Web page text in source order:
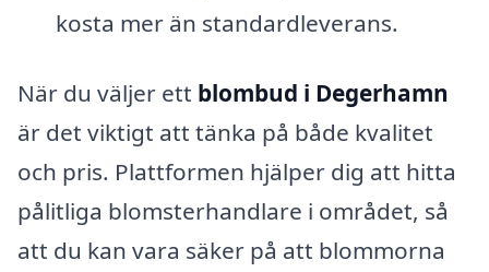
kosta mer än standardleverans.
När du väljer ett blombud i Degerhamn
är det viktigt att tänka på både kvalitet
och pris. Plattformen hjälper dig att hitta
pålitliga blomsterhandlare i området, så
att du kan vara säker på att blommorna